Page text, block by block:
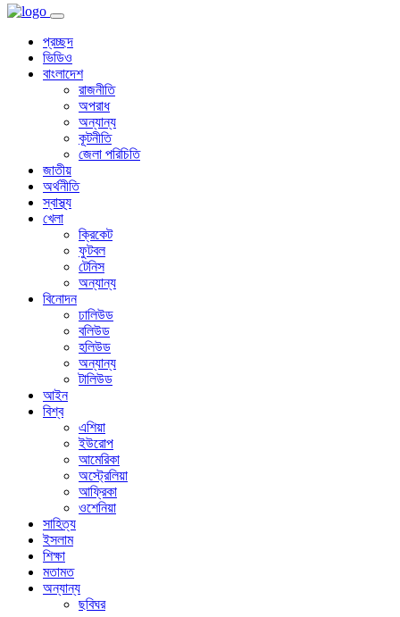
প্রচ্ছদ
ভিডিও
বাংলাদেশ
রাজনীতি
অপরাধ
অন্যান্য
কূটনীতি
জেলা পরিচিতি
জাতীয়
অর্থনীতি
স্বাস্থ্য
খেলা
ক্রিকেট
ফুটবল
টেনিস
অন্যান্য
বিনোদন
ঢালিউড
বলিউড
হলিউড
অন্যান্য
টালিউড
আইন
বিশ্ব
এশিয়া
ইউরোপ
আমেরিকা
অস্ট্রেলিয়া
আফ্রিকা
ওশেনিয়া
সাহিত্য
ইসলাম
শিক্ষা
মতামত
অন্যান্য
ছবিঘর